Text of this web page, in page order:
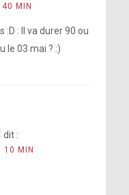
MIN
:D : Il va durer 90 ou
le 03 mai ? :)
dit :
10 MIN